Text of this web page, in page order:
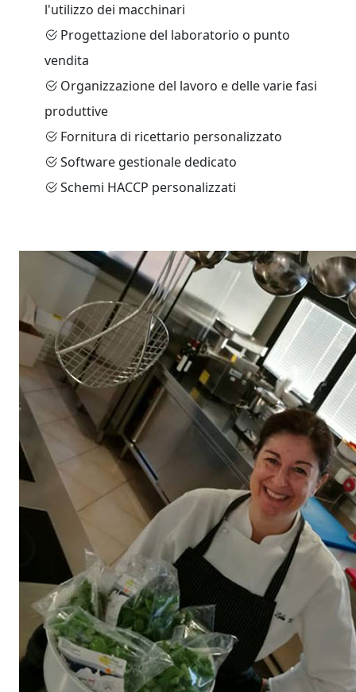
l'utilizzo dei macchinari
Progettazione del laboratorio o punto
vendita
Organizzazione del lavoro e delle varie fasi
produttive
Fornitura di ricettario personalizzato
Software gestionale dedicato
Schemi HACCP personalizzati